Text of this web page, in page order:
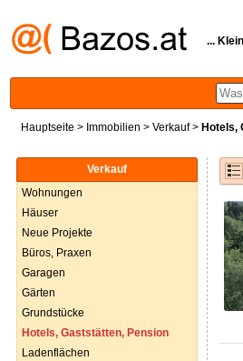
...
Hauptseite > Immobilien > Verkauf> Hotels,
Verkauf
Wohnungen
Häuser
Neue Projekte
Büros, Praxen
Garagen
Gärten
Grundstücke
Hotels, Gaststätten, Pension
Ladenflächen